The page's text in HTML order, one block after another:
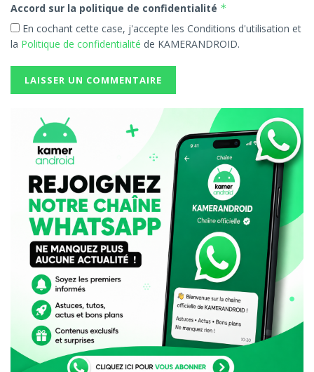
Orange Cameroun dénonce des perturbations
(appels interrompus et Internet instable) suite
aux coupures de fibre optique
Camtel appelle à la protection de la fibre
optique au Cameroun
Fibre optique : MTN Cameroun dénonce une
augmentation de 40% de coupures en un an
CAMTEL Bonifie ses Offres Fibre : Jusqu’à 680
Minutes d’Appels et Téléphone Fixe à Prix
Réduit
Camtel engrange 11 milliards FCFA malgré une
qualité de service contestée
Camtel : quand le fixe résiste face au mobile
Étiquettes : câble sous-marin câble WACS
Cameroun
Camtel
CAMTEL MTN
Equiano Cameroun
infrastructure télécom
interconnexion Afrique centrale
MTN
panne internet Cameroun
redondance réseau
Accord sur la politique de confidentialité *
En cochant cette case, j'accepte les Conditions d'utilisation et
la Politique de confidentialité de KAMERANDROID.